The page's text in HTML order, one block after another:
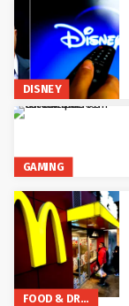
DISNEY
GAMING
FOOD & DRINKS